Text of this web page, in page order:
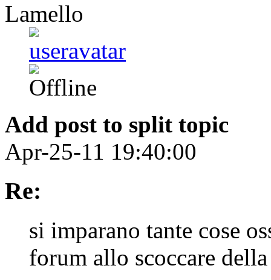
Lamello
Add post to split topic
Apr-25-11 19:40:00
Re:
si imparano tante cose
forum allo scoccare